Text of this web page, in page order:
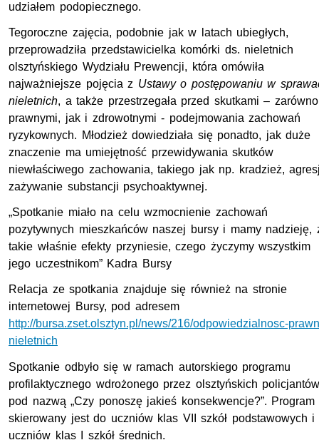
udziałem podopiecznego.
Tegoroczne zajęcia, podobnie jak w latach ubiegłych,
przeprowadziła przedstawicielka komórki ds. nieletnich
olsztyńskiego Wydziału Prewencji, która omówiła
najważniejsze pojęcia z Ustawy o postępowaniu w
nieletnich, a także przestrzegała przed skutkami – zarówno
prawnymi, jak i zdrowotnymi - podejmowania zachowań
ryzykownych. Młodzież dowiedziała się ponadto, jak duże
znaczenie ma umiejętność przewidywania skutków
niewłaściwego zachowania, takiego jak np. kradzież,
zażywanie substancji psychoaktywnej.
„Spotkanie miało na celu wzmocnienie zachowań
pozytywnych mieszkańców naszej bursy i mamy nadzieję,
takie właśnie efekty przyniesie, czego życzymy wszystkim
jego uczestnikom” Kadra Bursy
Relacja ze spotkania znajduje się również na stronie
internetowej Bursy, pod adresem
http://bursa.zset.olsztyn.pl/news/216/odpowiedzialnosc-
nieletnich
Spotkanie odbyło się w ramach autorskiego programu
profilaktycznego wdrożonego przez olsztyńskich
pod nazwą „Czy ponoszę jakieś konsekwencje?”. Program
skierowany jest do uczniów klas VII szkół podstawowych i
uczniów klas I szkół średnich.